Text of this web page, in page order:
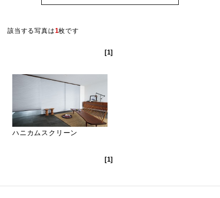
該当する写真は1枚です
[1]
ハニカムスクリーン
[1]